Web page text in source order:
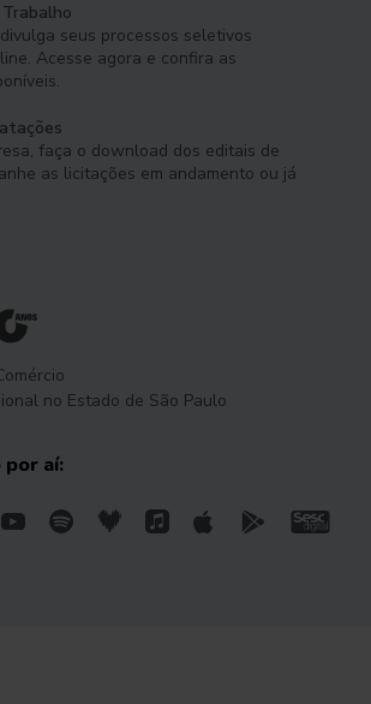
seus processos seletivos
Acesse agora e confira as
faça o download dos editais de
as licitações em andamento ou já
no Estado de São Paulo
por aí: